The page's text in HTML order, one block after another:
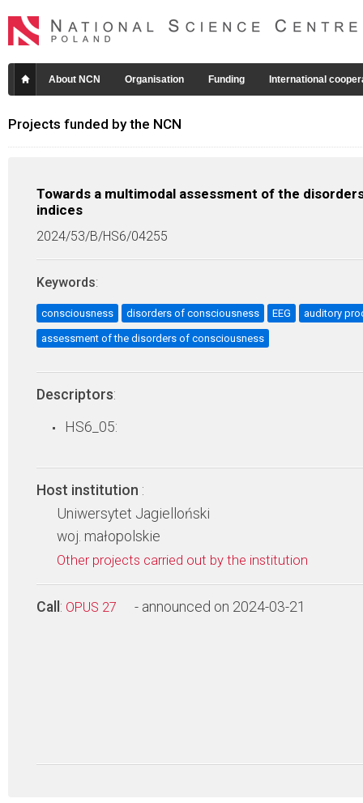
About NCN Organisation Funding International
Projects funded by the NCN
Towards a multimodal assessment of the
indices
2024/53/B/HS6/04255
Keywords:
consciousness disorders of consciousness EEG auditory
assessment of the disorders of consciousness
Descriptors:
HS6_05:
Host institution :
Uniwersytet Jagielloński
woj. małopolskie
Other projects carried out by the institution
Call : OPUS 27 - announced on 2024-03-21